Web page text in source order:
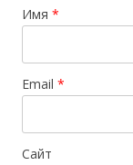
Имя *
Email *
Сайт